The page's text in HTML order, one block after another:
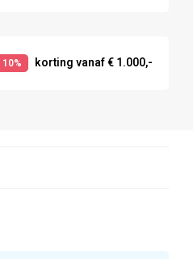
10% korting vanaf € 1.000,-